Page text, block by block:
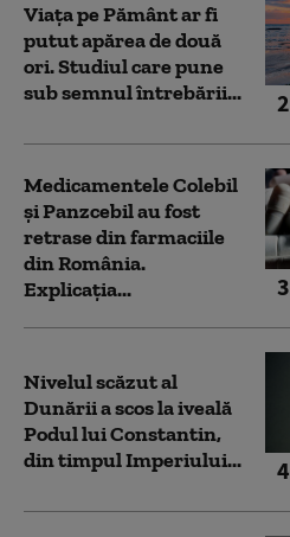
2
Viața pe Pământ ar fi
putut apărea de două
ori. Studiul care pune
sub semnul întrebării...
3
Medicamentele Colebil
și Panzcebil au fost
retrase din farmaciile
din România.
Explicația...
4
Nivelul scăzut al
Dunării a scos la iveală
Podul lui Constantin,
din timpul Imperiului...